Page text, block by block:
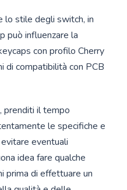
lo stile degli switch, in
può influenzare la
con profilo Cherry
di compatibilità con PCB
prenditi il tempo
le specifiche e
eventuali
idea fare qualche
prima di effettuare un